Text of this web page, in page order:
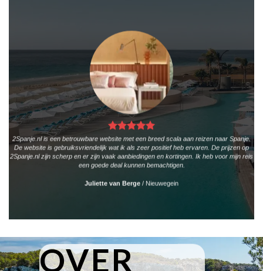
2Spanje.nl is een betrouwbare website met een breed scala aan reizen naar Spanje.
De website is gebruiksvriendelijk wat ik als zeer positief heb ervaren. De prijzen op
2Spanje.nl zijn scherp en er zijn vaak aanbiedingen en kortingen. Ik heb voor mijn reis
een goede deal kunnen bemachtigen.
Juliette van Berge / Nieuwegein
OVER